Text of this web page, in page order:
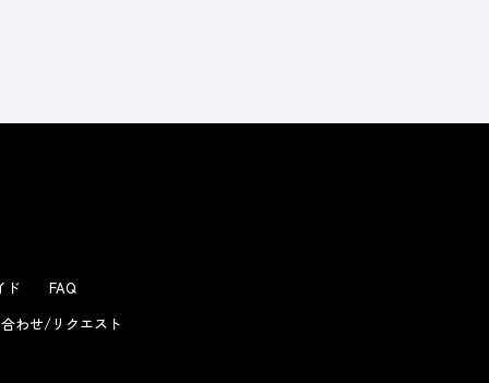
ド
FAQ
わせ/リクエスト